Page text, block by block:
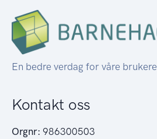
En bedre verdag for våre brukere
Kontakt oss
Orgnr: 986300503